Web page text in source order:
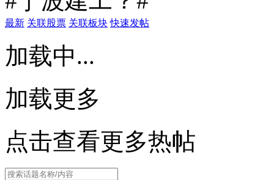
最新 关联股票 关联板块 快速发帖
加载中...
加载更多
点击查看更多热帖